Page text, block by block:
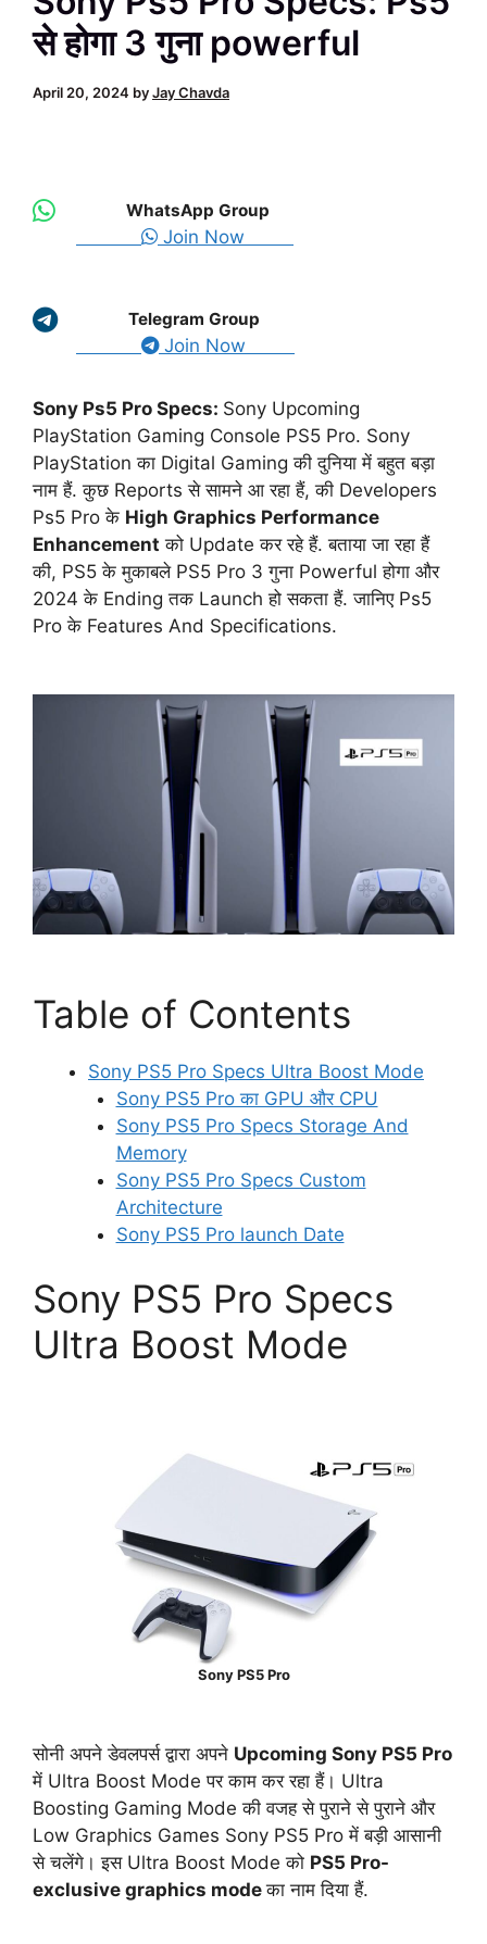
से होगा 3 गुना powerful
April 20, 2024 byJay Chavda
WhatsApp Group
Join Now
Telegram Group
Join Now
Sony Ps5 Pro Specs: Sony Upcoming
PlayStation Gaming Console PS5 Pro. Sony
PlayStation का Digital Gaming की दुनिया में बहुत बड़ा
नाम हैं. कुछ Reports से सामने आ रहा हैं, की Developers
Ps5 Pro के High Graphics Performance
Enhancement को Update कर रहे हैं. बताया जा रहा हैं
की, PS5 के मुकाबले PS5 Pro 3 गुना Powerful होगा और
2024 के Ending तक Launch हो सकता हैं. जानिए Ps5
Pro के Features And Specifications.
Table of Contents
Sony PS5 Pro Specs Ultra Boost Mode
Sony PS5 Pro का GPU और CPU
Sony PS5 Pro Specs Storage And
Memory
Sony PS5 Pro Specs Custom
Architecture
Sony PS5 Pro launch Date
Sony PS5 Pro Specs
Ultra Boost Mode
Sony PS5 Pro
सोनी अपने डेवलपर्स द्वारा अपने Upcoming Sony PS5 Pro
में Ultra Boost Mode पर काम कर रहा हैं। Ultra
Boosting Gaming Mode की वजह से पुराने से पुराने और
Low Graphics Games Sony PS5 Pro में बड़ी आसानी
से चलेंगे। इस Ultra Boost Mode को PS5 Pro-
exclusive graphics modeका नाम दिया हैं.